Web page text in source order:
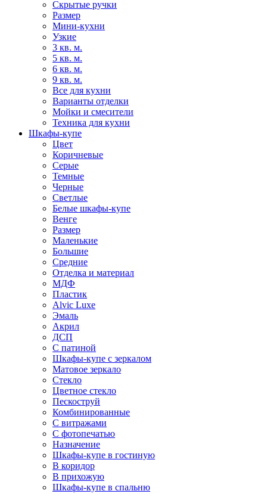
Скрытые ручки
Размер
Мини-кухни
Узкие
3 кв. м.
5 кв. м.
6 кв. м.
9 кв. м.
Все для кухни
Варианты отделки
Мойки и смесители
Техника для кухни
Шкафы-купе
Цвет
Коричневые
Серые
Темные
Черные
Светлые
Белые шкафы-купе
Венге
Размер
Маленькие
Большие
Средние
Отделка и материал
МДФ
Пластик
Alvic Luxe
Эмаль
Акрил
ДСП
С патиной
Шкафы-купе с зеркалом
Матовое зеркало
Стекло
Цветное стекло
Пескоструй
Комбинированные
С витражами
С фотопечатью
Назначение
Шкафы-купе в гостиную
В коридор
В прихожую
Шкафы-купе в спальню